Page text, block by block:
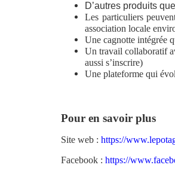
D’autres produits
Les particuliers
association locale
Une cagnotte intégrée
Un travail collaboratif
aussi s’inscrire)
Une plateforme qui
Pour en savoir plus
Site web : https://
Facebook : https://